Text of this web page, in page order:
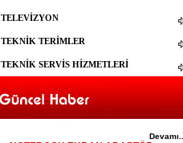
TELEVİZYON
TEKNİK TERİMLER
TEKNİK SERVİS HİZMETLERİ
ELEMAN ARANIYOR
25.03.2015
Devamı...